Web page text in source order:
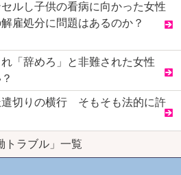
ルし子供の看病に向かった女性
雇処分に問題はあるのか？
「辞めろ」と非難された女性
遣切りの横行 そもそも法的に許
トラブル」一覧